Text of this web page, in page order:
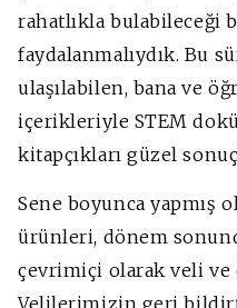
rahatlıkla bulabileceği
faydalanmalıydık. Bu
ulaşılabilen, bana ve
içerikleriyle STEM do
kitapçıkları güzel
Sene boyunca
ürünleri, dönem
çevrimiçi olarak veli
Velilerimizin geri